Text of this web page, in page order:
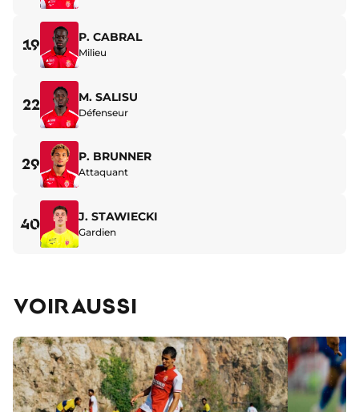
19 P. CABRAL
Milieu
22 M. SALISU
Défenseur
29 P. BRUNNER
Attaquant
40 J. STAWIECKI
Gardien
VOIR AUSSI